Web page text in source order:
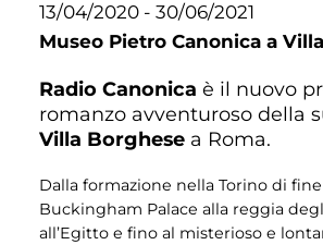
13/04/2020 - 30/06/2021
Museo Pietro Canonica a
Radio Canonica è il nuovo
romanzo avventuroso della
Villa Borghese a Roma.
Dalla formazione nella Torino di
Buckingham Palace alla reggia
all’Egitto e fino al misterioso e